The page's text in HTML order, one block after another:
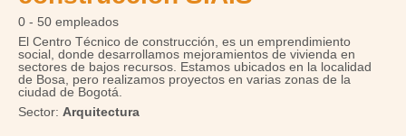
0 - 50 empleados
El Centro Técnico de construcción, es un emprendimiento
social, donde desarrollamos mejoramientos de vivienda en
sectores de bajos recursos. Estamos ubicados en la localidad
de Bosa, pero realizamos proyectos en varias zonas de la
ciudad de Bogotá.
Sector: Arquitectura